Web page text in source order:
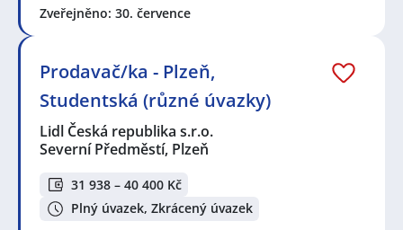
Zveřejněno: 30. července
Prodavač/ka - Plzeň,
Studentská (různé úvazky)
Lidl Česká republika s.r.o.
Severní Předměstí, Plzeň
31 938 – 40 400 Kč
Plný úvazek, Zkrácený úvazek